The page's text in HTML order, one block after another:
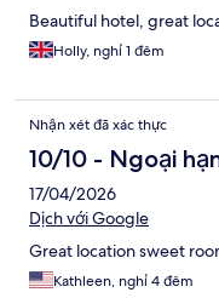
Beautiful hotel, great
Holly, nghỉ 1 đêm
Nhận xét đã xác thực
10/10 - Ngoại
17/04/2026
Dịch với Google
Great location sweet
Kathleen, nghỉ 4 đêm